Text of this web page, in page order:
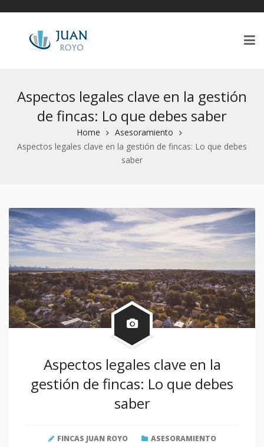
Aspectos legales clave en la gestión
de fincas: Lo que debes saber
Home
Asesoramiento
Aspectos legales clave en la gestión de fincas: Lo que debes
saber
Aspectos legales clave en la
gestión de fincas: Lo que debes
saber
FINCAS JUAN ROYO ASESORAMIENTO